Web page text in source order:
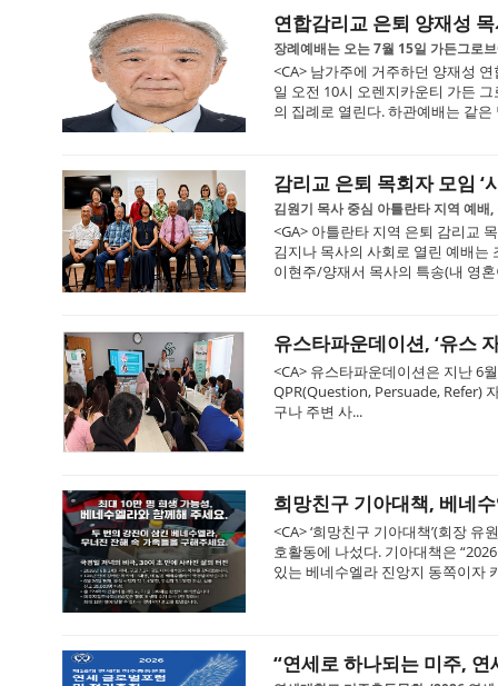
연합감리교 은퇴 양재성
장례예배는 오는 7월 15일 가든그로
<CA> 남가주에 거주하던 양재성
일 오전 10시 오렌지카운티 가든
의 집례로 열린다. 하관예배는 같은
감리교 은퇴 목회자 모임 ‘
김원기 목사 중심 아틀란타 지역 예배
<GA> 아틀란타 지역 은퇴 감리교
김지나 목사의 사회로 열린 예배는
이현주/양재서 목사의 특송(내 영혼
유스타파운데이션, ‘유스
<CA> 유스타파운데이션은 지난 6
QPR(Question, Persuade, Refer)
구나 주변 사...
희망친구 기아대책, 베네
<CA> ‘희망친구 기아대책’(회장
호활동에 나섰다. 기아대책은
있는 베네수엘라 진앙지 동쪽이자
“연세로 하나되는 미주,